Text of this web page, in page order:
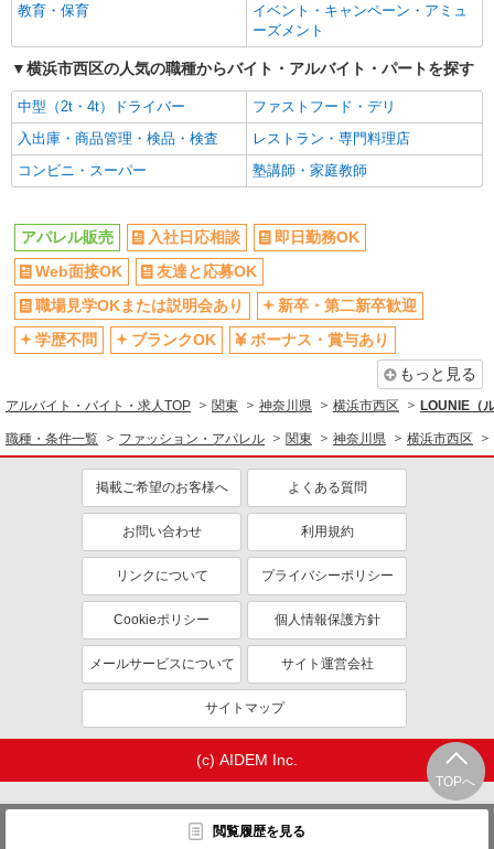
教育・保育
イベント・キャンペーン・アミュ
ーズメント
横浜市西区の人気の職種からバイト・アルバイト・パートを探す
中型（2t・4t）ドライバー
ファストフード・デリ
入出庫・商品管理・検品・検査
レストラン・専門料理店
コンビニ・スーパー
塾講師・家庭教師
TOPへ
閲覧履歴を見る
アパレル販売 入社日応相談
即日勤務OK
Web面接OK
友達と応募OK
職場見学OKまたは説明会あり
新卒・第二新卒歓迎
学歴不問
ブランクOK
ボーナス・賞与あり
もっと見る
アルバイト・バイト・求人TOP 関東 神奈川県 横浜市西区 LOUNIE（
職種・条件一覧 ファッション・アパレル 関東 神奈川県 横浜市西区
掲載ご希望のお客様へ よくある質問
お問い合わせ 利用規約
リンクについて プライバシーポリシー
Cookieポリシー 個人情報保護方針
メールサービスについて サイト運営会社
サイトマップ
(c) AIDEM Inc.